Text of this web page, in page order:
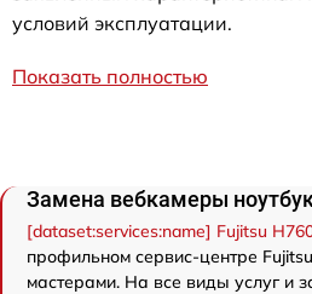
условий эксплуатации.
Показать полностью
Замена вебкамеры
[dataset:services:name] Fujitsu
профильном сервис-центре
мастерами. На все виды услуг и